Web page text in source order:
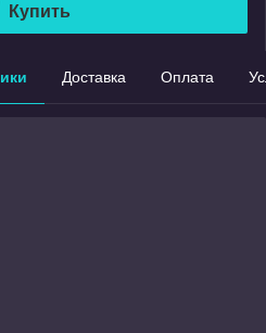
Купить
Доставка Оплата